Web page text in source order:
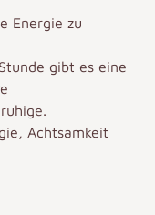
Energie zu
gibt es eine
Achtsamkeit